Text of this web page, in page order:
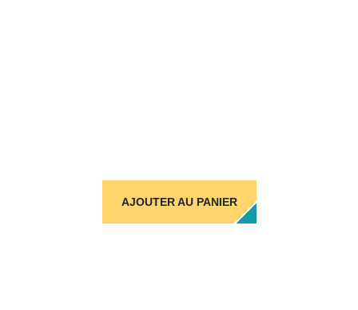
AJOUTER AU PANIER